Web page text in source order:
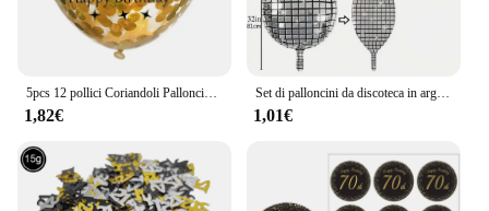
budding content creator, this accessory is designed
to enhance your creative process and deliver
5pcs 12 pollici Coriandoli Palloncini In Lattice Di Compleanno Palloncino 16 18 21 30 40 50 60 70 Anni di Età Compleanno festa di Anniversario di Matrimonio Decorazioni
1,82€
Set di palloncini da discoteca in argento glamour da 1 pezzo - Finitura a specchio metallizzato lucido per feste danzanti retrò anni '70 e '80 - Decorazione versatile
1,01€